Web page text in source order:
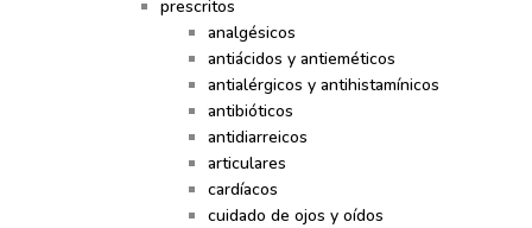
prescritos
analgésicos
antiácidos y antieméticos
antialérgicos y antihistamínicos
antibióticos
antidiarreicos
articulares
cardíacos
cuidado de ojos y oídos